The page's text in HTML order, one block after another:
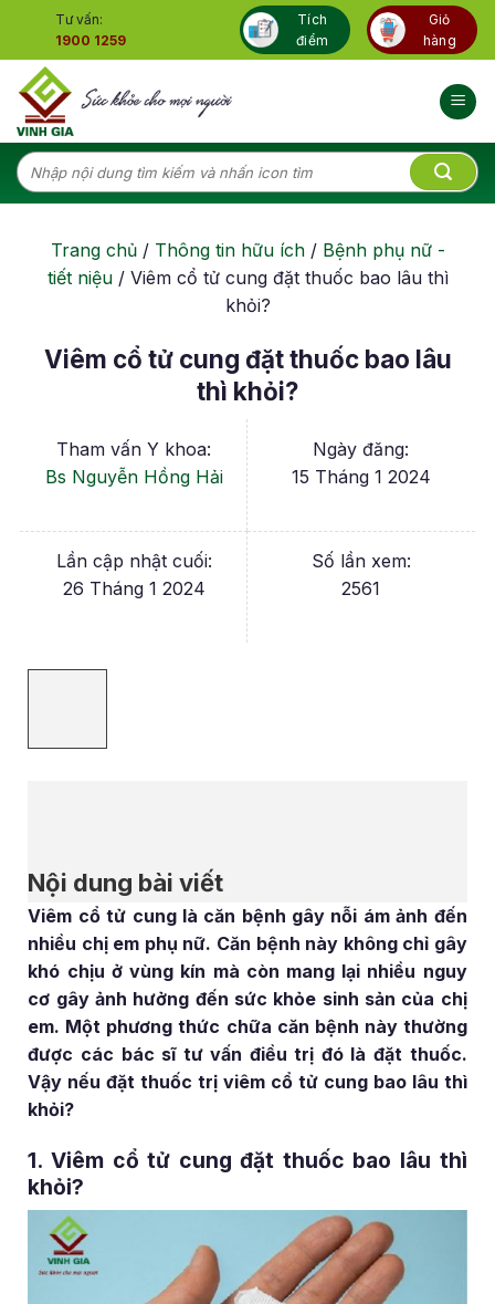
content
Tư vấn:
1900 1259
Tích
điểm
Giỏ
hàng
Tìm
kiếm:
Trang chủ/ Thông tin hữu ích/ Bệnh phụ nữ -
tiết niệu/ Viêm cổ tử cung đặt thuốc bao lâu thì
khỏi?
Viêm cổ tử cung đặt thuốc bao lâu
thì khỏi?
Tham vấn Y khoa:
Bs Nguyễn Hồng Hải
Ngày đăng:
15 Tháng 1 2024
Lần cập nhật cuối:
26 Tháng 1 2024
Số lần xem:
2561
Nội dung bài viết
Viêm cổ tử cung là căn bệnh gây nỗi ám ảnh đến
nhiều chị em phụ nữ. Căn bệnh này không chỉ gây
khó chịu ở vùng kín mà còn mang lại nhiều nguy
cơ gây ảnh hưởng đến sức khỏe sinh sản của chị
em. Một phương thức chữa căn bệnh này thường
được các bác sĩ tư vấn điều trị đó là đặt thuốc.
Vậy nếu đặt thuốc trị viêm cổ tử cung bao lâu thì
khỏi?
1. Viêm cổ tử cung đặt thuốc bao lâu thì
khỏi?